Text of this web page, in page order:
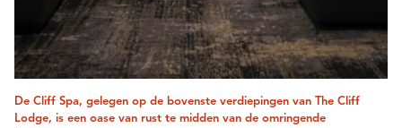
De Cliff Spa, gelegen op de bovenste verdiepingen van The Cliff
Lodge, is een oase van rust te midden van de omringende